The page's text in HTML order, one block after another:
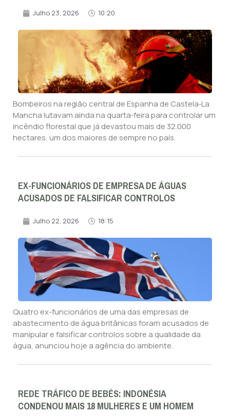
Julho 23, 2026 10:20
Bombeiros na região central de Espanha de Castela‑La
Mancha lutavam ainda na quarta‑feira para controlar um
incêndio florestal que já devastou mais de 32.000
hectares, um dos maiores de sempre no país.
EX-FUNCIONÁRIOS DE EMPRESA DE ÁGUAS
ACUSADOS DE FALSIFICAR CONTROLOS
Julho 22, 2026 18:15
Quatro ex-funcionários de uma das empresas de
abastecimento de água britânicas foram acusados de
manipular e falsificar controlos sobre a qualidade da
água, anunciou hoje a agência do ambiente.
REDE TRÁFICO DE BEBÉS: INDONÉSIA
CONDENOU MAIS 18 MULHERES E UM HOMEM